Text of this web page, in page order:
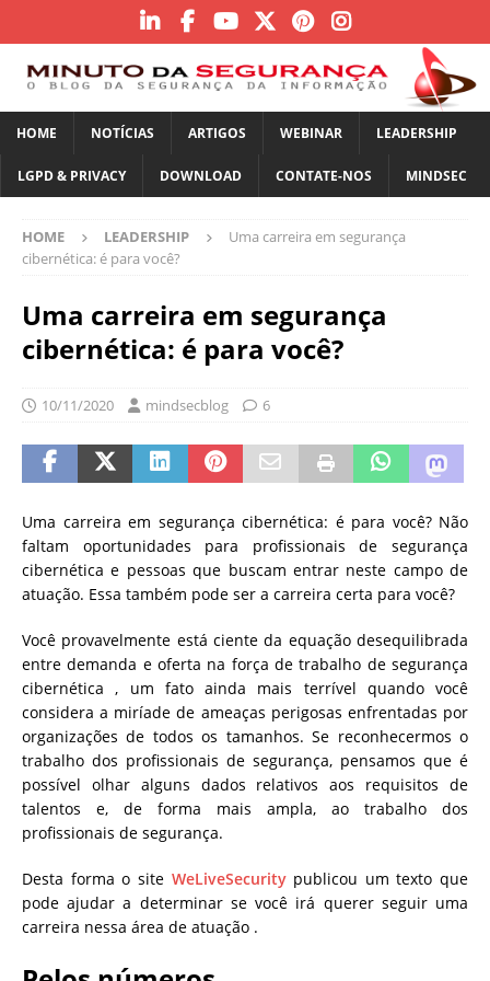
HOME NOTÍCIAS ARTIGOS WEBINAR LEADERSHIP
LGPD & PRIVACY DOWNLOAD CONTATE-NOS MINDSEC
HOME LEADERSHIP
Uma carreira em segurança
cibernética: é para você?
Uma carreira em segurança
cibernética: é para você?
10/11/2020 mindsecblog 6
Uma carreira em segurança cibernética: é para você? Não
faltam oportunidades para profissionais de segurança
cibernética e pessoas que buscam entrar neste campo de
atuação. Essa também pode ser a carreira certa para você?
Você provavelmente está ciente da equação desequilibrada
entre demanda e oferta na força de trabalho de segurança
cibernética , um fato ainda mais terrível quando você
considera a miríade de ameaças perigosas enfrentadas por
organizações de todos os tamanhos. Se reconhecermos o
trabalho dos profissionais de segurança, pensamos que é
possível olhar alguns dados relativos aos requisitos de
talentos e, de forma mais ampla, ao trabalho dos
profissionais de segurança.
Desta forma o site WeLiveSecuritypublicou um texto que
pode ajudar a determinar se você irá querer seguir uma
carreira nessa área de atuação .